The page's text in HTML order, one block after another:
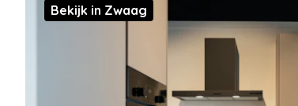
Bekijk in Zwaag